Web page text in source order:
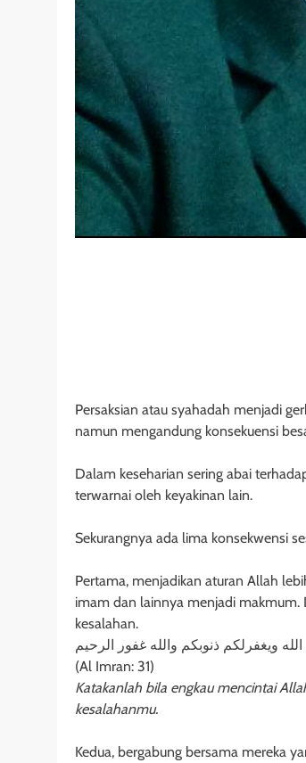
Persaksian atau syahadah menjadi
namun mengandung konsekuensi
Dalam keseharian sering abai
terwarnai oleh keyakinan lain.
Sekurangnya ada lima konsekwensi
Pertama, menjadikan aturan Allah
imam dan lainnya menjadi makmum.
kesalahan.
ويغفرلكم ذنوبكم والله غفور الرحيم
(Al Imran: 31)
Katakanlah bila engkau mencintai
kesalahanmu.
Kedua, bergabung bersama mereka